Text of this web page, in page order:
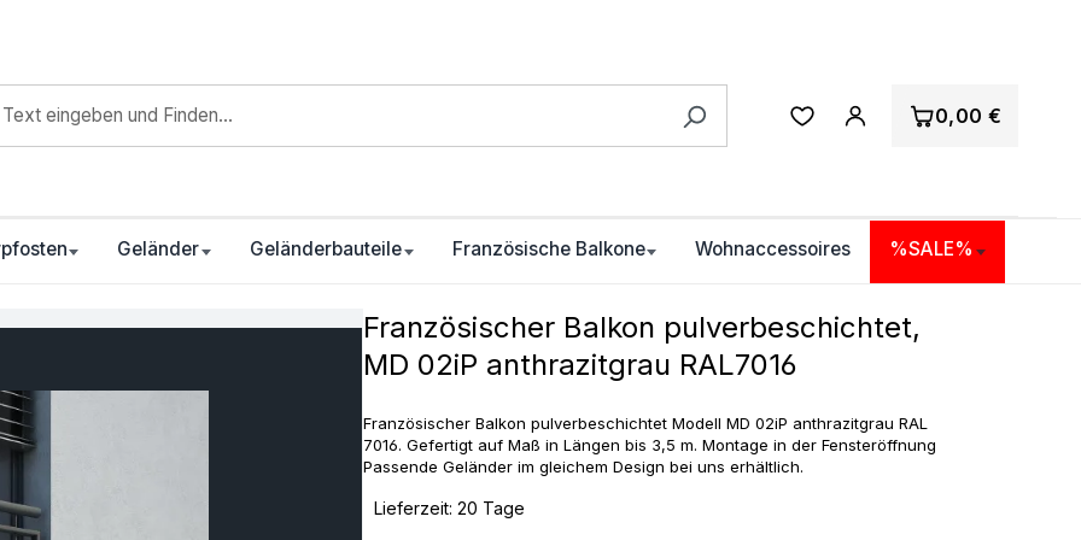
0,00 €
Geländer Geländerbauteile Französische Balkone Wohnaccessoires %SALE%
Französischer Balkon pulverbeschichtet,
MD 02iP anthrazitgrau RAL7016
Französischer Balkon pulverbeschichtet Modell MD 02iP anthrazitgrau RAL
7016. Gefertigt auf Maß in Längen bis 3,5 m. Montage in der Fensteröffnung
Passende Geländer im gleichem Design bei uns erhältlich.
Lieferzeit: 20 Tage